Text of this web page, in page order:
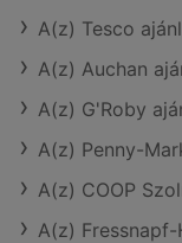
A(z) Tesco
A(z) Auchan
A(z) G'Roby
A(z) Penny-
A(z) COOP
A(z)